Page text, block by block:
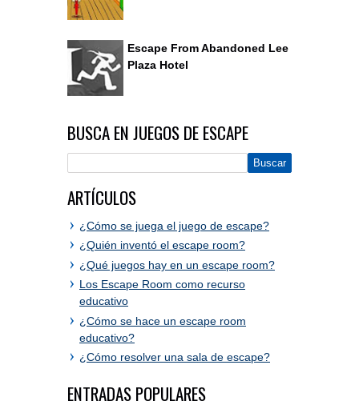
Escape From Abandoned Lee
Plaza Hotel
BUSCA EN JUEGOS DE ESCAPE
ARTÍCULOS
¿Cómo se juega el juego de escape?
¿Quién inventó el escape room?
¿Qué juegos hay en un escape room?
Los Escape Room como recurso
educativo
¿Cómo se hace un escape room
educativo?
¿Cómo resolver una sala de escape?
ENTRADAS POPULARES